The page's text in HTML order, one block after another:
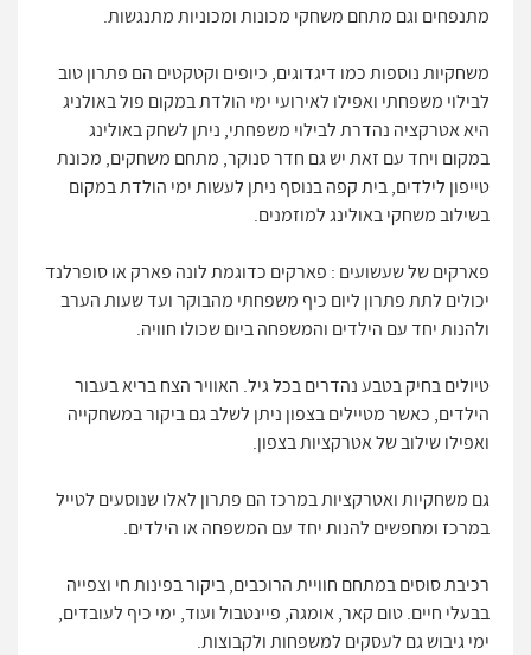
מתנפחים וגם מתחם משחקי מכונות ומכוניות מתנגשות.
משחקיות נוספות כמו דיגדוגים, כיופים וקטקטים הם פתרון טוב
לבילוי משפחתי ואפילו לאירועי ימי הולדת במקום פול באולניג
היא אטרקציה נהדרת לבילוי משפחתי, ניתן לשחק באולינג
במקום ויחד עם זאת יש גם חדר סנוקר, מתחם משחקים, מכונת
טייפון לילדים, בית קפה בנוסף ניתן לעשות ימי הולדת במקום
בשילוב משחקי באולינג למוזמנים.
פארקים של שעשועים : פארקים כדוגמת לונה פארק או סופרלנד
יכולים לתת פתרון ליום כיף משפחתי מהבוקר ועד שעות הערב
ולהנות יחד עם הילדים והמשפחה ביום שכולו חוויה.
טיולים בחיק בטבע נהדרים בכל גיל. האוויר הצח בריא בעבור
הילדים, כאשר מטיילים בצפון ניתן לשלב גם ביקור במשחקייה
ואפילו שילוב של אטרקציות בצפון.
גם משחקיות ואטרקציות במרכז הם פתרון לאלו שנוסעים לטייל
במרכז ומחפשים להנות יחד עם המשפחה או הילדים.
רכיבת סוסים במתחם חוויית הרוכבים, ביקור בפינות חי וצפייה
בבעלי חיים. טום קאר, אומגה, פיינטבול ועוד, ימי כיף לעובדים,
ימי גיבוש גם לעסקים למשפחות ולקבוצות.